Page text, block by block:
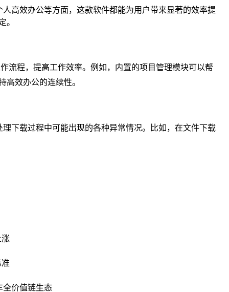
高效办公等方面，这款软件都能为用户带来显著的效率提
。
流程，提高工作效率。例如，内置的项目管理模块可以帮
高效办公的连续性。
下载过程中可能出现的各种异常情况。比如，在文件下载
涨
全价值链生态